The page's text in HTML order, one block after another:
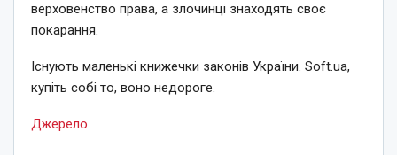
верховенство права, а злочинці знаходять своє
покарання.
Існують маленькі книжечки законів України. Soft.ua,
купіть собі то, воно недороге.
Джерело